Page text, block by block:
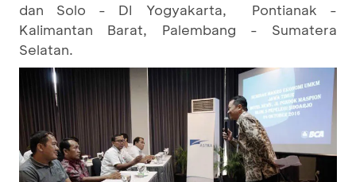
dan Solo - DI Yogyakarta, Pontianak -
Kalimantan Barat, Palembang - Sumatera
Selatan.